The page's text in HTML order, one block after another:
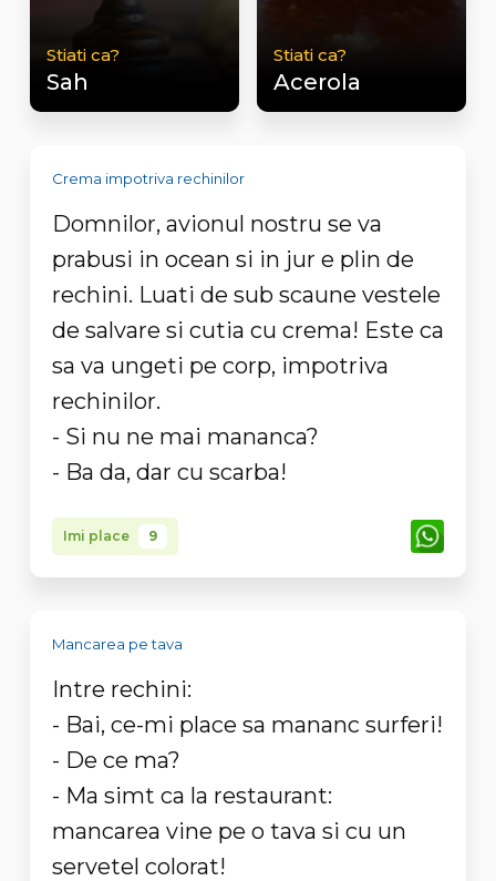
Stiati ca?
Sah
Stiati ca?
Acerola
Crema impotriva rechinilor
Domnilor, avionul nostru se va
prabusi in ocean si in jur e plin de
rechini. Luati de sub scaune vestele
de salvare si cutia cu crema! Este ca
sa va ungeti pe corp, impotriva
rechinilor.
- Si nu ne mai mananca?
- Ba da, dar cu scarba!
Imi place 9
Mancarea pe tava
Intre rechini:
- Bai, ce-mi place sa mananc surferi!
- De ce ma?
- Ma simt ca la restaurant:
mancarea vine pe o tava si cu un
servetel colorat!